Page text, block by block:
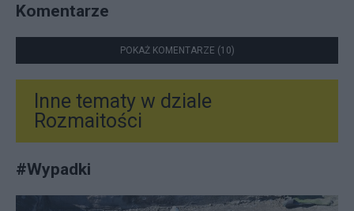
Komentarze
POKAŻ KOMENTARZE (10)
Inne tematy w dziale
Rozmaitości
#Wypadki